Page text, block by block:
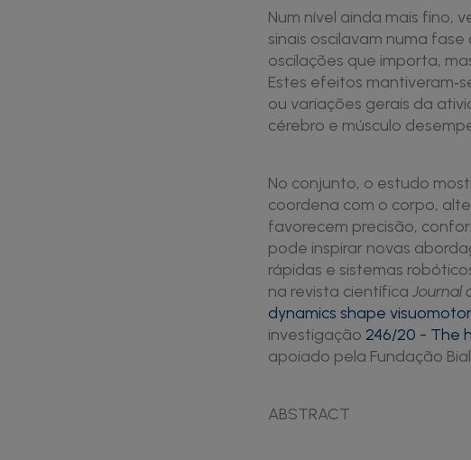
Num nível ainda mais fino,
sinais oscilavam numa
oscilações que importa,
Estes efeitos
ou variações gerais da
cérebro e músculo
No conjunto, o estudo
coordena com o corpo,
favorecem precisão,
pode inspirar novas
rápidas e sistemas
na revista científica Journal
dynamics shape
investigação 246/20 - The
apoiado pela Fundação
ABSTRACT